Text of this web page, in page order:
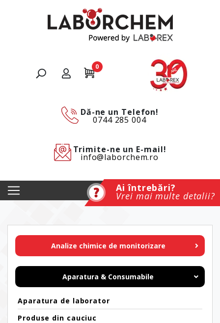
Dă-ne un Telefon!
0744 285 004
Trimite-ne un E-mail!
info@laborchem.ro
0
Ai întrebări?
Vrei mai multe detalii?
Analize chimice de monitorizare
Aparatura & Consumabile
Aparatura de laborator
Produse din cauciuc